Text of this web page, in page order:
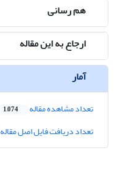
هم رسانی
ارجاع به این مقاله
آمار
تعداد مشاهده مقاله 1,074
تعداد دریافت فایل اصل مقاله